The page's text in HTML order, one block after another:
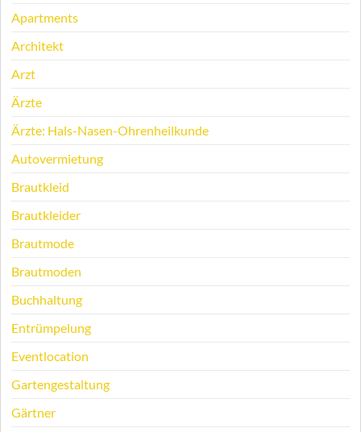
Apartments
Architekt
Arzt
Ärzte
Ärzte: Hals-Nasen-Ohrenheilkunde
Autovermietung
Brautkleid
Brautkleider
Brautmode
Brautmoden
Buchhaltung
Entrümpelung
Eventlocation
Gartengestaltung
Gärtner